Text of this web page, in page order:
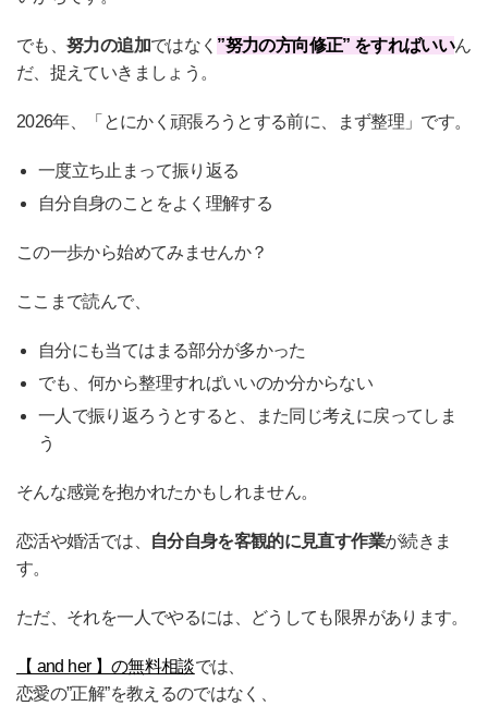
でも、努力の追加ではなく ”努力の方向修正” をすればいいん
だ、捉えていきましょう。
2026年、「とにかく頑張ろうとする前に、まず整理」です。
一度立ち止まって振り返る
自分自身のことをよく理解する
この一歩から始めてみませんか？
ここまで読んで、
自分にも当てはまる部分が多かった
でも、何から整理すればいいのか分からない
一人で振り返ろうとすると、また同じ考えに戻ってしま
う
そんな感覚を抱かれたかもしれません。
恋活や婚活では、 自分自身を客観的に見直す作業が続きま
す。
ただ、それを一人でやるには、どうしても限界があります。
【 and her 】の無料相談では、
恋愛の”正解”を教えるのではなく、